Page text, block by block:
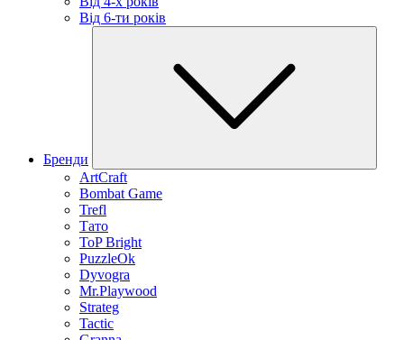
Від 6-ти років
Бренди
ArtCraft
Bombat Game
Trefl
Тато
ToP Bright
PuzzleOk
Dyvogra
Mr.Playwood
Strateg
Tactic